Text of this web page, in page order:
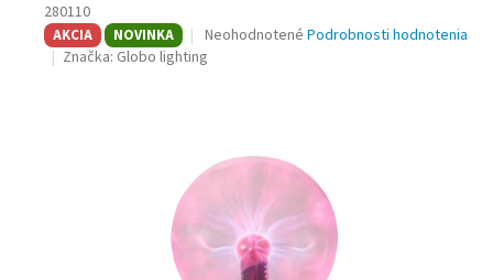
280110
AKCIA NOVINKA
Priemerné
hodnotenie
hviezdičiek.
Neohodnotené Podrobnosti hodnotenia
Značka: Globo lighting